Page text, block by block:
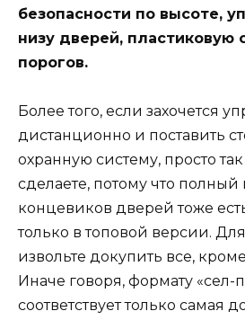
безопасности по высоте,
низу дверей, пластиковую
порогов.
Более того, если захочется
дистанционно и поставить
охранную систему, просто
сделаете, потому что полный
концевиков дверей тоже
только в топовой версии.
извольте докупить все,
Иначе говоря, формату «сел-
соответствует только самая